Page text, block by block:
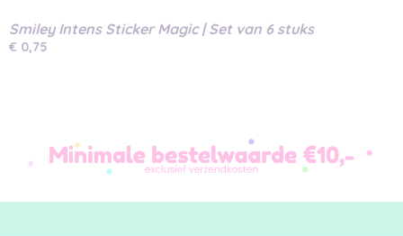
Smiley Intens Sticker Magic | Set van 6 stuks
€ 0,75